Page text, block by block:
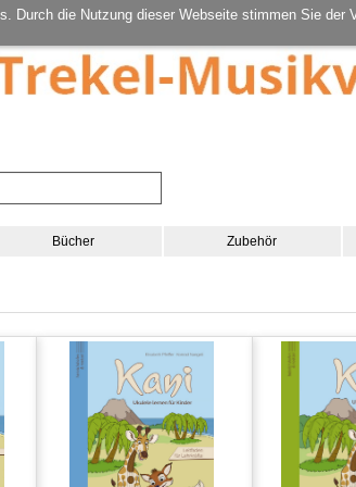
Durch die Nutzung dieser Webseite stimmen Sie der
Bücher Zubehör